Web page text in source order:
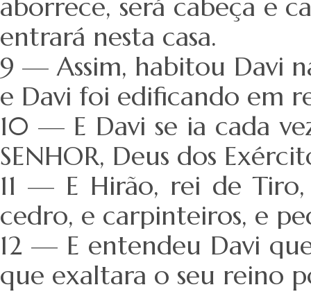
entrará nesta casa.
9 — Assim, habitou Davi
e Davi foi edificando em
10 — E Davi se ia cada
SENHOR, Deus dos
11 — E Hirão, rei de
cedro, e carpinteiros, e
12 — E entendeu Davi
que exaltara o seu reino